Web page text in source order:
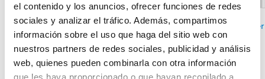
el contenido y los anuncios, ofrecer funciones de redes
sociales y analizar el tráfico. Además, compartimos
información sobre el uso que haga del sitio web con
nuestros partners de redes sociales, publicidad y análisis
web, quienes pueden combinarla con otra información
que les haya proporcionado o que hayan recopilado a
+ 1 COLORES DISPONIBLES
Ver opciones›
Ver opciones›